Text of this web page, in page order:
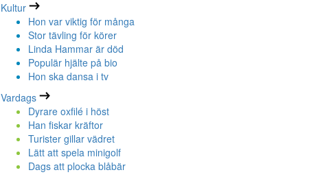
Kultur
Hon var viktig för många
Stor tävling för körer
Linda Hammar är död
Populär hjälte på bio
Hon ska dansa i tv
Vardags
Dyrare oxfilé i höst
Han fiskar kräftor
Turister gillar vädret
Lätt att spela minigolf
Dags att plocka blåbär